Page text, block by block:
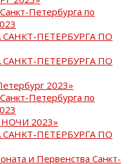
Петербурга по
САНКТ-ПЕТЕРБУРГА ПО
САНКТ-ПЕТЕРБУРГА ПО
2023»
Петербурга по
2023»
САНКТ-ПЕТЕРБУРГА ПО
и Первенства Санкт-